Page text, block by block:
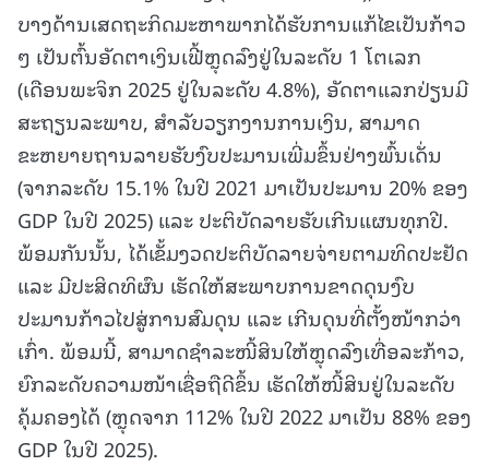
ບາງດ້ານເສດຖະກິດມະຫາພາກໄດ້ຮັບການແກ້ໄຂເປັນກ້າວ
ໆ ເປັນຕົ້ນອັດຕາເງິນເຟີ້ຫຼຸດລົງຢູ່ໃນລະດັບ 1 ໂຕເລກ
(ເດືອນພະຈິກ 2025 ຢູ່ໃນລະດັບ 4.8%), ອັດຕາແລກປ່ຽນມີ
ສະຖຽນລະພາບ, ສໍາລັບວຽກງານການເງິນ, ສາມາດ
ຂະຫຍາຍຖານລາຍຮັບງົບປະມານເພີ່ມຂຶ້ນຢ່າງພົ້ນເດັ່ນ
(ຈາກລະດັບ 15.1% ໃນປີ 2021 ມາເປັນປະມານ 20% ຂອງ
GDP ໃນປີ 2025) ແລະ ປະຕິບັດລາຍຮັບເກີນແຜນທຸກປີ.
ພ້ອມກັນນັ້ນ, ໄດ້ເຂັ້ມງວດປະຕິບັດລາຍຈ່າຍຕາມທິດປະຢັດ
ແລະ ມີປະສິດທິຜົນ ເຮັດໃຫ້ສະພາບການຂາດດຸນງົບ
ປະມານກ້າວໄປສູ່ການສົມດຸນ ແລະ ເກີນດຸນທີ່ຕັ້ງໜ້າກວ່າ
ເກົ່າ. ພ້ອມນີ້, ສາມາດຊຳລະໜີ້ສິນໃຫ້ຫຼຸດລົງເທື່ອລະກ້າວ,
ຍົກລະດັບຄວາມໜ້າເຊື່ອຖືດີຂຶ້ນ ເຮັດໃຫ້ໜີ້ສິນຢູ່ໃນລະດັບ
ຄຸ້ມຄອງໄດ້ (ຫຼຸດຈາກ 112% ໃນປີ 2022 ມາເປັນ 88% ຂອງ
GDP ໃນປີ 2025).